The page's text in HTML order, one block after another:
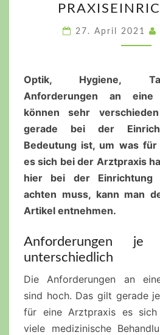
27. April 2021
Optik, Hygiene,
Anforderungen an eine
können sehr
gerade bei der
Bedeutung ist, um was für
es sich bei der Arztpraxis
hier bei der Einrichtung
achten muss, kann man
Artikel entnehmen.
Anforderungen je
unterschiedlich
Die Anforderungen an
sind hoch. Das gilt gerade
für eine Arztpraxis es
viele medizinische